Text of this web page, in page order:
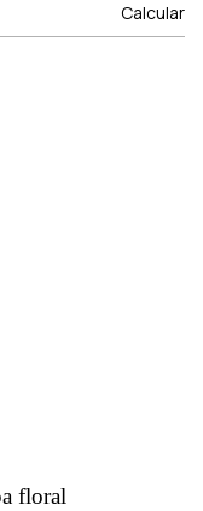
Calcular
floral